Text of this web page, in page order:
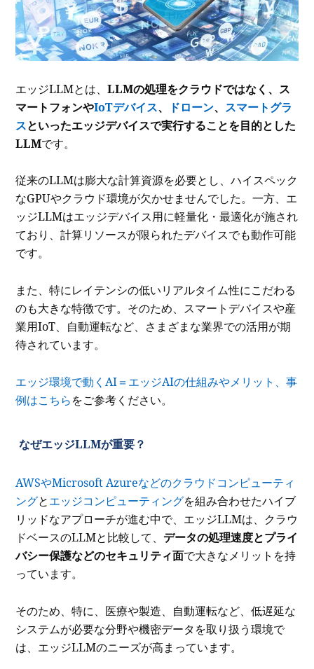
エッジLLMとは、LLMの処理をクラウドではなく、ス
マートフォンやIoTデバイス、 ドローン、 スマートグラ
スといったエッジデバイスで実行することを目的とした
LLMです。
従来のLLMは膨大な計算資源を必要とし、ハイスペック
なGPUやクラウド環境が欠かせませんでした。一方、エ
ッジLLMはエッジデバイス用に軽量化・最適化が施され
ており、計算リソースが限られたデバイスでも動作可能
です。
また、特にレイテンシの低いリアルタイム性にこだわる
のも大きな特徴です。そのため、スマートデバイスや産
業用IoT、自動運転など、さまざまな業界での活用が期
待されています。
エッジ環境で動くAI＝エッジAIの仕組みやメリット、事
例はこちらをご参考ください。
なぜエッジLLMが重要？
AWSやMicrosoftAzureなどのクラウドコンピューティ
ングとエッジコンピューティングを組み合わせたハイブ
リッドなアプローチが進む中で、エッジLLMは、クラウ
ドベースのLLMと比較して、 データの処理速度とプライ
バシー保護などのセキュリティ面で大きなメリットを持
っています。
そのため、特に、医療や製造、自動運転など、低遅延な
システムが必要な分野や機密データを取り扱う環境で
は、エッジLLMのニーズが高まっています。